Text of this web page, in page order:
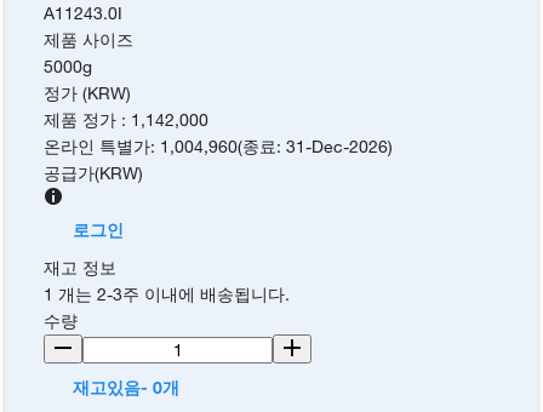
A11243.0I
제품 사이즈
5000g
정가 (KRW)
제품 정가 : 1,142,000
온라인 특별가: 1,004,960(종료:31-Dec-2026)
공급가(KRW)
로그인
재고 정보
1 개는 2-3주 이내에 배송됩니다.
수량
재고있음- 0개